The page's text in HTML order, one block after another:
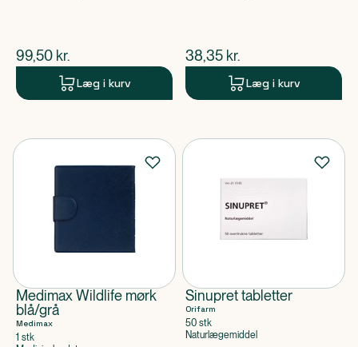
$nuværende pris
99,50 kr.
Læg i kurv
$nuværende pris
38,35 kr.
Læg i kurv
Medimax Wildlife mørk
blå/grå
Medimax
1 stk
Sinupret tabletter
Orifarm
50 stk
Naturlægemiddel